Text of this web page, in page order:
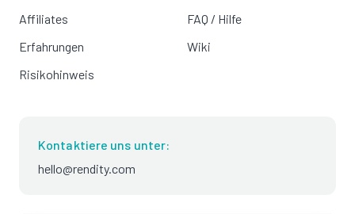
Affiliates
Erfahrungen
Risikohinweis
FAQ / Hilfe
Wiki
Kontaktiere uns unter:
hello@rendity.com